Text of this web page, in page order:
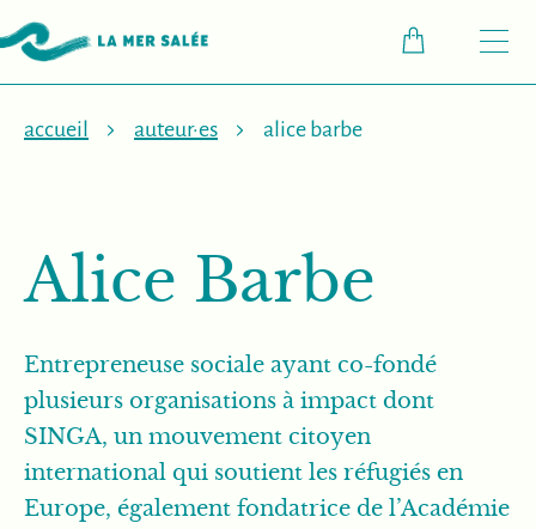
accueil auteur·es alice barbe
Alice Barbe
Entrepreneuse sociale ayant co-fondé
plusieurs organisations à impact dont
SINGA, un mouvement citoyen
international qui soutient les réfugiés en
Europe, également fondatrice de l’Académie